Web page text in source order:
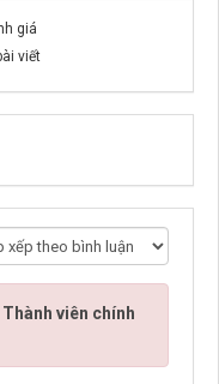
giá
viết
Thành viên chính